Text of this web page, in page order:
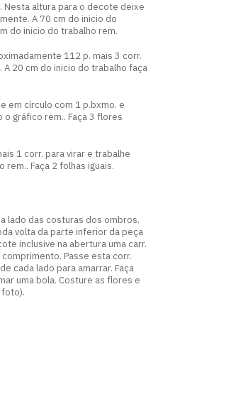
Nesta altura para o decote deixe
A 70 cm do inicio do
do inicio do trabalho rem.
112 p. mais 3 corr.
20 cm do inicio do trabalho faça
em círculo com 1 p.bxmo. e
gráfico rem.. Faça 3 flores
1 corr. para virar e trabalhe
Faça 2 folhas iguais.
lado das costuras dos ombros.
volta da parte inferior da peça
inclusive na abertura uma carr.
Passe esta corr.
cada lado para amarrar. Faça
uma bola. Costure as flores e